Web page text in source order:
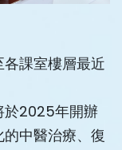
課室樓層最近
於2025年開辦
中醫治療、復